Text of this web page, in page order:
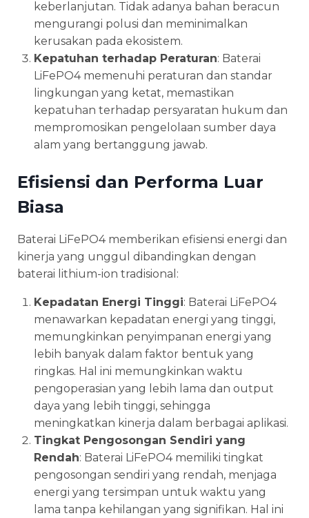
keberlanjutan. Tidak adanya bahan beracun
mengurangi polusi dan meminimalkan
kerusakan pada ekosistem.
Kepatuhan terhadap Peraturan: Baterai
LiFePO4 memenuhi peraturan dan standar
lingkungan yang ketat, memastikan
kepatuhan terhadap persyaratan hukum dan
mempromosikan pengelolaan sumber daya
alam yang bertanggung jawab.
Efisiensi dan Performa Luar
Biasa
Baterai LiFePO4 memberikan efisiensi energi dan
kinerja yang unggul dibandingkan dengan
baterai lithium-ion tradisional:
Kepadatan Energi Tinggi: Baterai LiFePO4
menawarkan kepadatan energi yang tinggi,
memungkinkan penyimpanan energi yang
lebih banyak dalam faktor bentuk yang
ringkas. Hal ini memungkinkan waktu
pengoperasian yang lebih lama dan output
daya yang lebih tinggi, sehingga
meningkatkan kinerja dalam berbagai aplikasi.
Tingkat Pengosongan Sendiri yang
Rendah: Baterai LiFePO4 memiliki tingkat
pengosongan sendiri yang rendah, menjaga
energi yang tersimpan untuk waktu yang
lama tanpa kehilangan yang signifikan. Hal ini